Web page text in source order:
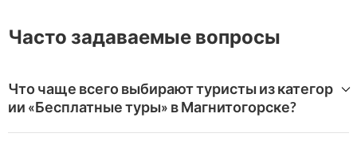
Часто задаваемые вопросы
Что чаще всего выбирают туристы из категор
ии «Бесплатные туры» в Магнитогорске?